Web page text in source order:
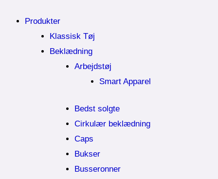
Produkter
Klassisk Tøj
Beklædning
Arbejdstøj
Smart Apparel
Bedst solgte
Cirkulær beklædning
Caps
Bukser
Busseronner